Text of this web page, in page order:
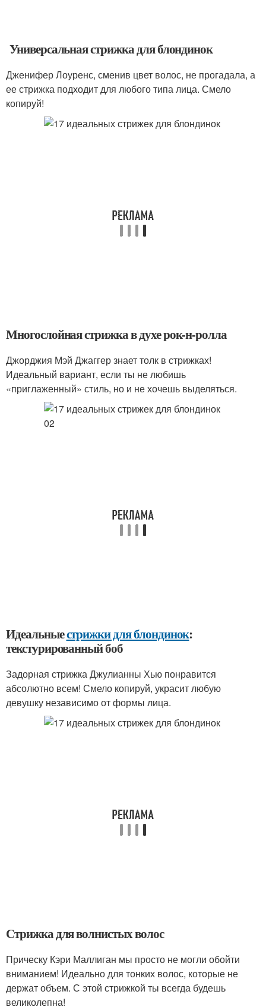
Универсальная стрижка для блондинок
Дженифер Лоуренс, сменив цвет волос, не прогадала, а
ее стрижка подходит для любого типа лица. Смело
копируй!
Многослойная стрижка в духе рок-н-ролла
Джорджия Мэй Джаггер знает толк в стрижках!
Идеальный вариант, если ты не любишь
«приглаженный» стиль, но и не хочешь выделяться.
Идеальныестрижки для блондинок:
текстурированный боб
Задорная стрижка Джулианны Хью понравится
абсолютно всем! Смело копируй, украсит любую
девушку независимо от формы лица.
Стрижка для волнистых волос
Прическу Кэри Маллиган мы просто не могли обойти
вниманием! Идеально для тонких волос, которые не
держат объем. С этой стрижкой ты всегда будешь
великолепна!